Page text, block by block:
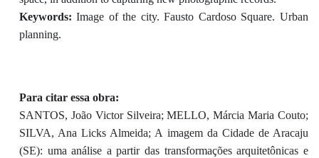
Keywords:Image of the city. Fausto Cardoso Square. Urban
planning.
Para citar essa obra:
SANTOS, João Victor Silveira; MELLO, Márcia Maria Couto;
SILVA, Ana Licks Almeida; A imagem da Cidade de Aracaju
(SE): uma análise a partir das transformações arquitetônicas e